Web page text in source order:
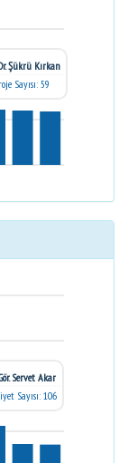
Şükrü Kırkan
Sayısı: 59
Servet Akar
Sayısı: 106